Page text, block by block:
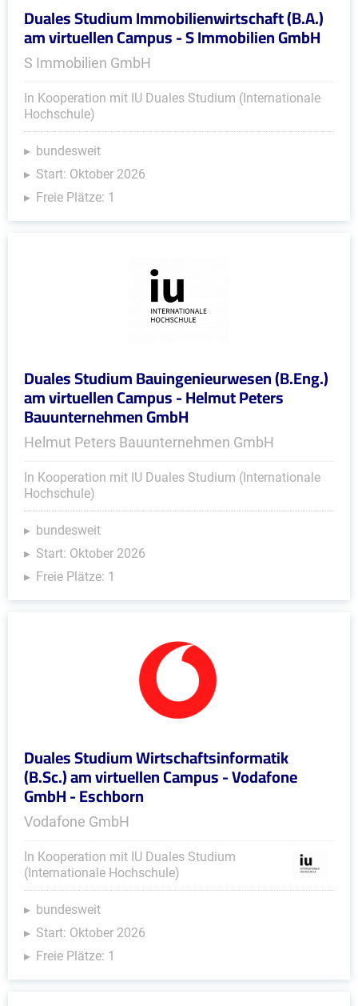
Duales Studium Immobilienwirtschaft (B.A.)
am virtuellen Campus - S Immobilien GmbH
S Immobilien GmbH
In Kooperation mit IU Duales Studium (Internationale
Hochschule)
bundesweit
Start: Oktober 2026
Freie Plätze: 1
Duales Studium Bauingenieurwesen (B.Eng.)
am virtuellen Campus - Helmut Peters
Bauunternehmen GmbH
Helmut Peters Bauunternehmen GmbH
In Kooperation mit IU Duales Studium (Internationale
Hochschule)
bundesweit
Start: Oktober 2026
Freie Plätze: 1
Duales Studium Wirtschaftsinformatik
(B.Sc.) am virtuellen Campus - Vodafone
GmbH - Eschborn
Vodafone GmbH
In Kooperation mit IU Duales Studium
(Internationale Hochschule)
bundesweit
Start: Oktober 2026
Freie Plätze: 1